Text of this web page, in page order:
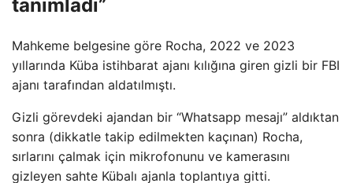
tanımladı”
Mahkeme belgesine göre Rocha, 2022 ve 2023
yıllarında Küba istihbarat ajanı kılığına giren gizli bir FBI
ajanı tarafından aldatılmıştı.
Gizli görevdeki ajandan bir “Whatsapp mesajı” aldıktan
sonra (dikkatle takip edilmekten kaçınan) Rocha,
sırlarını çalmak için mikrofonunu ve kamerasını
gizleyen sahte Kübalı ajanla toplantıya gitti.